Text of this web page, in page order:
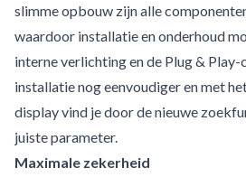
slimme opbouw zijn alle
waardoor installatie en onderhoud
interne verlichting en de Plug &
installatie nog eenvoudiger en met
display vind je door de nieuwe
juiste parameter.
Maximale zekerheid